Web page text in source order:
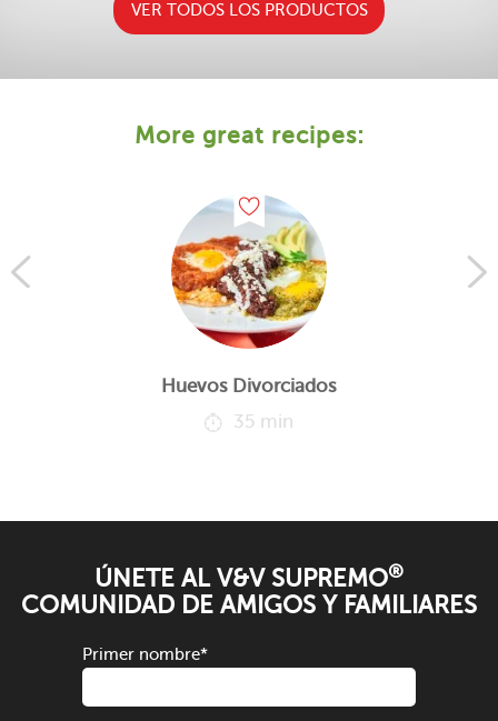
VER TODOS LOS PRODUCTOS
More great recipes:
Huevos Divorciados
35 min
ÚNETE AL V&V SUPREMO®
COMUNIDAD DE AMIGOS Y FAMILIARES
Primer nombre*